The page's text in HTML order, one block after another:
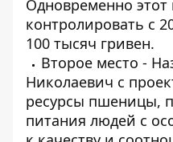
Одновременно
контролировать с
100 тысяч гривен.
Второе место -
Николаевич с
ресурсы пшеницы,
питания людей с